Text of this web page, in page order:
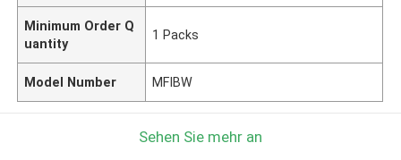
Minimum Order Q
uantity
1 Packs
Model Number MFIBW
Sehen Sie mehr an